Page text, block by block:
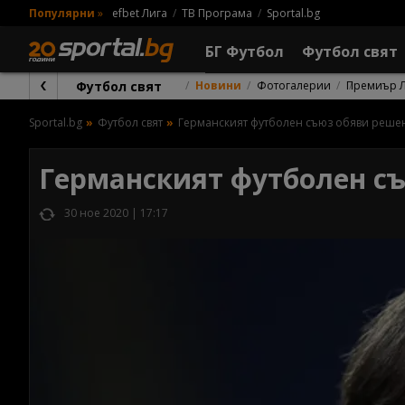
Популярни » efbet Лига ТВ Програма Sportal.bg
БГ Футбол Футбол свят
Футбол свят Новини Фотогалерии Премиър
Sportal.bg Футбол свят Германският футболен съюз обяви
Германският футболен
30 ное 2020 | 17:17